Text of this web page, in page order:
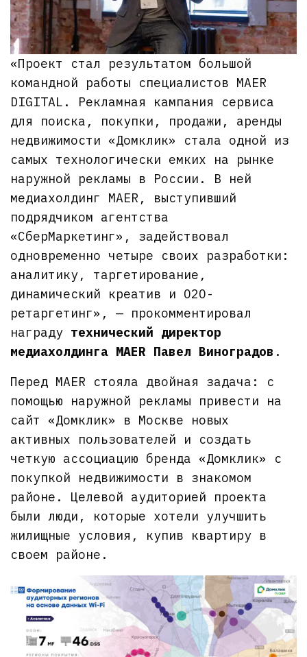
«Проект стал результатом большой
командной работы специалистов MAER
DIGITAL. Рекламная кампания сервиса
для поиска, покупки, продажи, аренды
недвижимости «Домклик» стала одной из
самых технологически емких на рынке
наружной рекламы в России. В ней
медиахолдинг MAER, выступивший
подрядчиком агентства
«СберМаркетинг», задействовал
одновременно четыре своих разработки:
аналитику, таргетирование,
динамический креатив и O2O-
ретаргетинг», — прокомментировал
награду технический директор
медиахолдинга MAER Павел Виноградов .
Перед MAER стояла двойная задача: с
помощью наружной рекламы привести на
сайт «Домклик» в Москве новых
активных пользователей и создать
четкую ассоциацию бренда «Домклик» с
покупкой недвижимости в знакомом
районе. Целевой аудиторией проекта
были люди, которые хотели улучшить
жилищные условия, купив квартиру в
своем районе.